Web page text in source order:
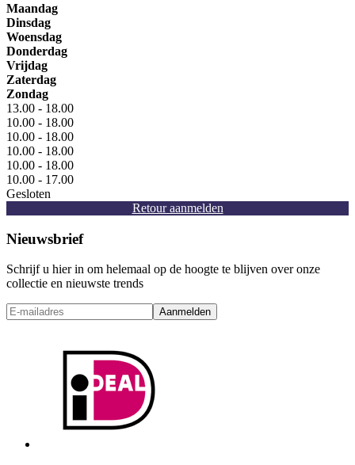
Maandag
Dinsdag
Woensdag
Donderdag
Vrijdag
Zaterdag
Zondag
13.00 - 18.00
10.00 - 18.00
10.00 - 18.00
10.00 - 18.00
10.00 - 18.00
10.00 - 17.00
Gesloten
Retour aanmelden
Nieuwsbrief
Schrijf u hier in om helemaal op de hoogte te blijven over onze
collectie en nieuwste trends
Aanmelden